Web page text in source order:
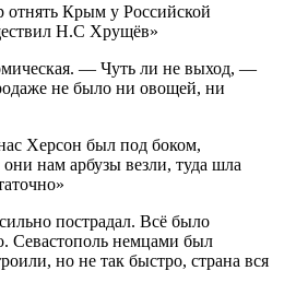
отнять Крым у Российской
Н.С Хрущёв»
— Чуть ли не выход, —
не было ни овощей, ни
Херсон был под боком,
нам арбузы везли, туда шла
пострадал. Всё было
Севастополь немцами был
но не так быстро, страна вся